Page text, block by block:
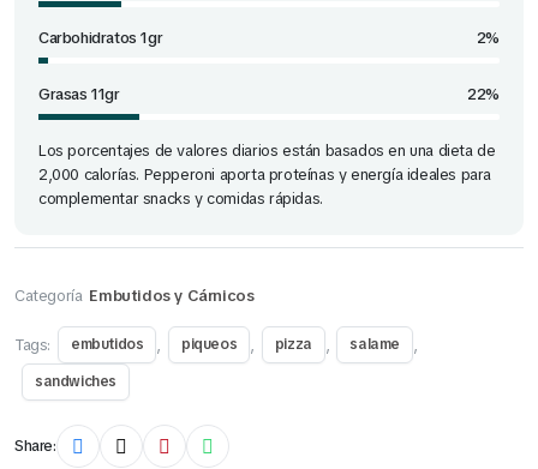
Carbohidratos 1gr 2%
Grasas 11gr 22%
Los porcentajes de valores diarios están basados en una dieta de
2,000 calorías. Pepperoni aporta proteínas y energía ideales para
complementar snacks y comidas rápidas.
Categoría Embutidos y Cárnicos
Tags: embutidos , piqueos , pizza , salame ,
sandwiches
Share: